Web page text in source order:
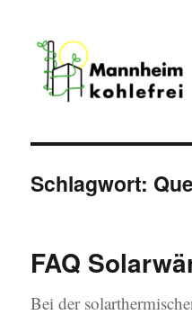
Schlagwort:
FAQ
Bei der